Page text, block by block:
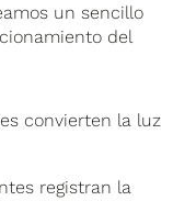
un sencillo
del
convierten la luz
registran la